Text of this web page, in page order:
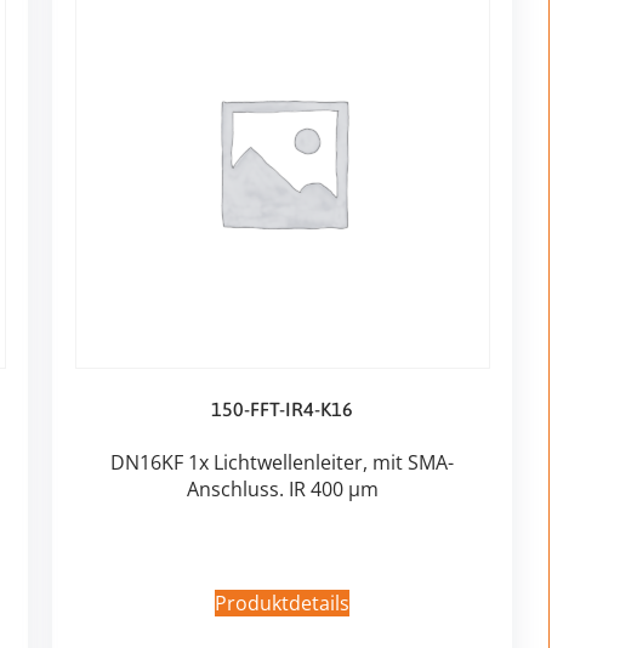
150-FFT-IR4-K16
DN16KF 1x Lichtwellenleiter, mit SMA-
Anschluss. IR 400 µm
Produktdetails